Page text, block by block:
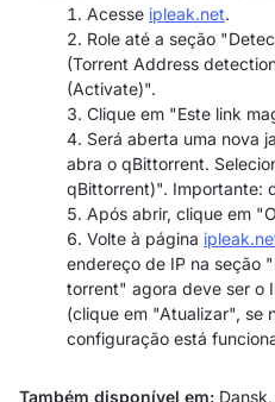
Acesse ipleak.net.
Role até a seção
(Torrent Address
(Activate)".
Clique em "Este link
Será aberta uma nova
abra o qBittorrent.
qBittorrent)". Importante:
Após abrir, clique em
Volte à página
endereço de IP na seção
torrent" agora deve ser o
(clique em "Atualizar", se
configuração está
Também disponível em: Dansk,